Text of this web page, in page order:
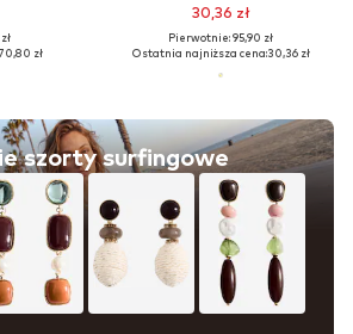
zł
szorty surfingowe
30,36 zł
Pierwotnie: 95,90 zł
Ostatnia najniższa cena:30,36 zł